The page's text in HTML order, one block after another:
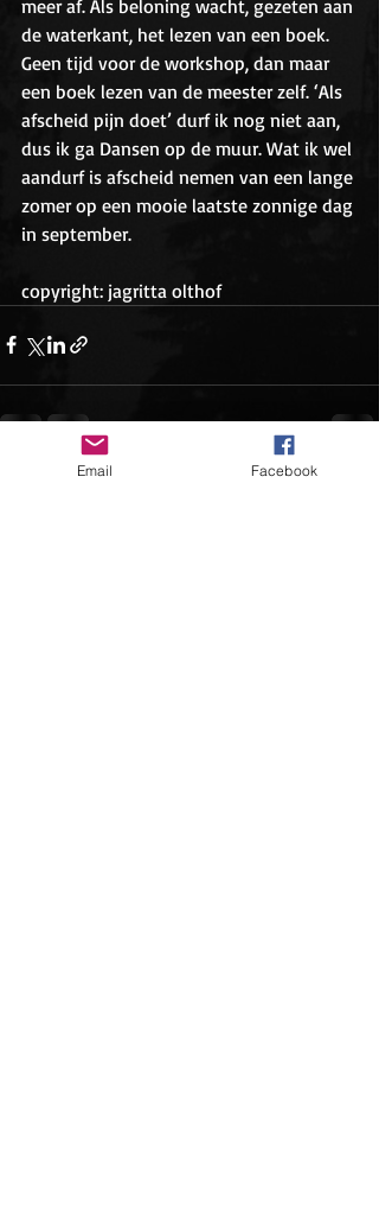
meer af. Als beloning wacht, gezeten aan
de waterkant, het lezen van een boek.
Geen tijd voor de workshop, dan maar
een boek lezen van de meester zelf. ‘Als
afscheid pijn doet’ durf ik nog niet aan,
dus ik ga Dansen op de muur. Wat ik wel
aandurf is afscheid nemen van een lange
zomer op een mooie laatste zonnige dag
in september.
copyright: jagritta olthof
Recente blogposts Alles weergeven
Email Facebook